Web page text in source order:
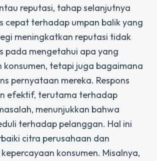
reputasi, tahap selanjutnya
cepat terhadap umpan balik yang
meningkatkan reputasi tidak
pada mengetahui apa yang
konsumen, tetapi juga bagaimana
pernyataan mereka. Respons
efektif, terutama terhadap
menunjukkan bahwa
terhadap pelanggan. Hal ini
citra perusahaan dan
konsumen. Misalnya,